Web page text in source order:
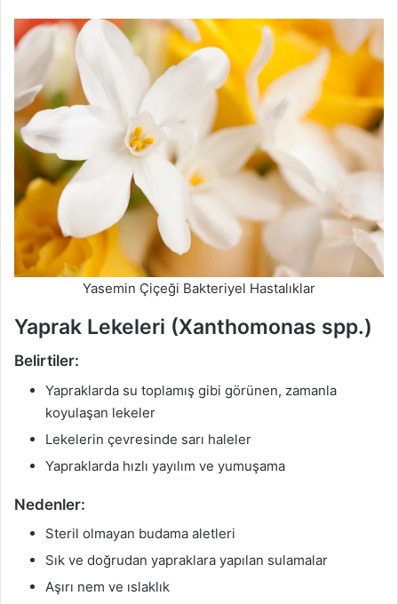
Yasemin Çiçeği Bakteriyel Hastalıklar
Yaprak Lekeleri (Xanthomonas spp.)
Belirtiler:
Yapraklarda su toplamış gibi görünen, zamanla
koyulaşan lekeler
Lekelerin çevresinde sarı haleler
Yapraklarda hızlı yayılım ve yumuşama
Nedenler:
Steril olmayan budama aletleri
Sık ve doğrudan yapraklara yapılan sulamalar
Aşırı nem ve ıslaklık